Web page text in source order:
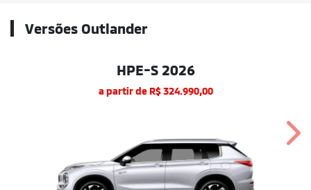
Versões Outlander
HPE-S 2026
a partir de R$ 324.990,00